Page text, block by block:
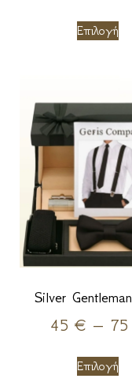
Επιλογή
Silver
45 € – 75
Επιλογή